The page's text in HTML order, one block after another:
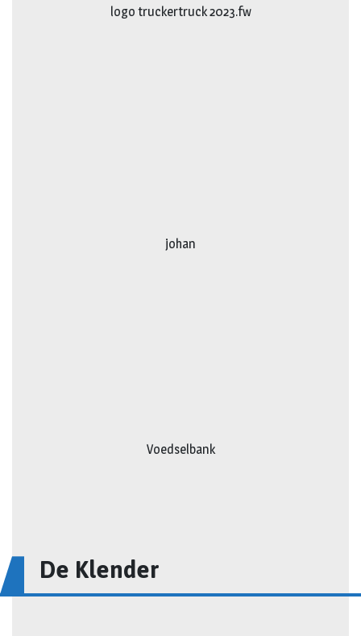
logo truckertruck 2023.fw
johan
Voedselbank
De Klender